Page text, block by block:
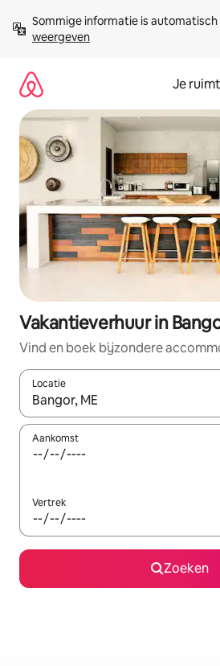
direct
naar
Sommige informatie is
weergeven
Je
Vakantieverhuur in
Vind en boek bijzondere
Locatie
Wanneer er suggesties
Aankomst
Vertrek
Zoeken